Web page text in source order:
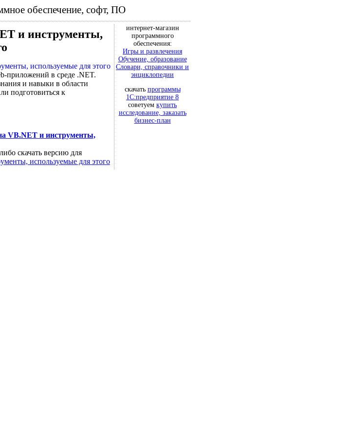
обеспечение, софт, ПО
и инструменты,
приложений в среде .NET.
и навыки в области
подготовиться к
VB.NET и инструменты,
скачать версию для
используемые для этого
интернет-магазин
программного
обеспечения:
Игры и развлечения
Обучение, образование
Словари, справочники и
энциклопедии
скачать программы
1С:предприятие 8
советуем купить
исследование, заказать
бизнес-план